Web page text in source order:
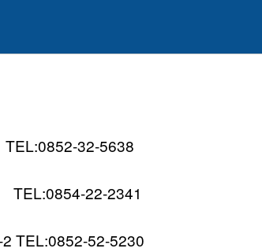
32-5638
22-2341
TEL:0852-52-5230